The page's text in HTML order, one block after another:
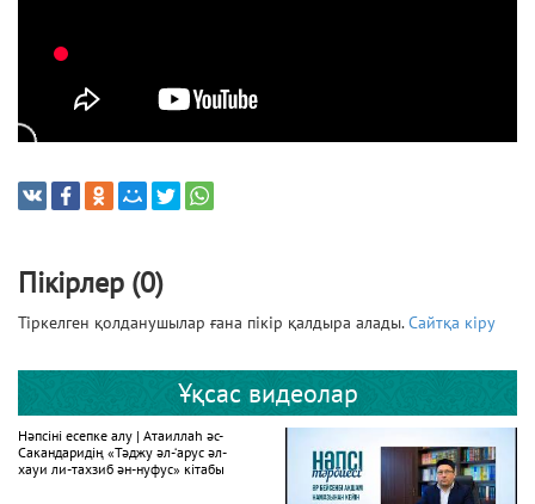
Пікірлер (0)
Тіркелген қолданушылар ғана пікір қалдыра алады.Сайтқа кіру
Ұқсас видеолар
Нәпсіні есепке алу | Атаиллаһ әс-
Сакандаридің «Тәджу әл-‘арус әл-
хауи ли-тахзиб ән-нуфус» кітабы